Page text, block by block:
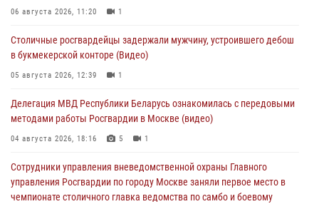
06 августа 2026, 11:20 1
Столичные росгвардейцы задержали мужчину, устроившего дебош
в букмекерской конторе (Видео)
05 августа 2026, 12:39 1
Делегация МВД Республики Беларусь ознакомилась с передовыми
методами работы Росгвардии в Москве (видео)
04 августа 2026, 18:16 5 1
Сотрудники управления вневедомственной охраны Главного
управления Росгвардии по городу Москве заняли первое место в
чемпионате столичного главка ведомства по самбо и боевому